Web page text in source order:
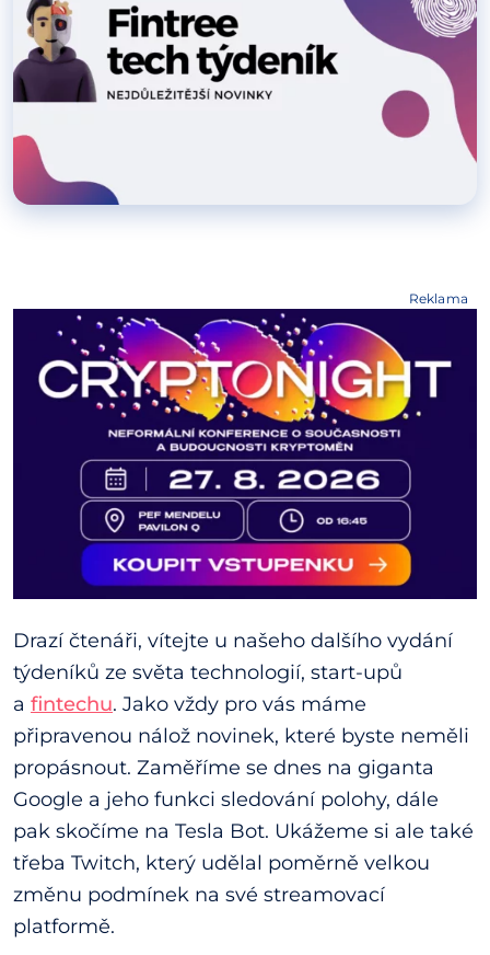
Reklama
Drazí čtenáři, vítejte u našeho dalšího vydání
týdeníků ze světa technologií, start-upů
a fintechu. Jako vždy pro vás máme
připravenou nálož novinek, které byste neměli
propásnout. Zaměříme se dnes na giganta
Google a jeho funkci sledování polohy, dále
pak skočíme na Tesla Bot. Ukážeme si ale také
třeba Twitch, který udělal poměrně velkou
změnu podmínek na své streamovací
platformě.